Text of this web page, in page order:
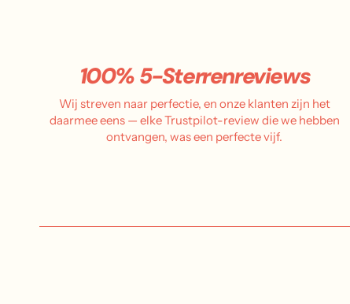
100% 5-Sterrenreviews
Wij streven naar perfectie, en onze klanten zijn het
daarmee eens — elke Trustpilot-review die we hebben
ontvangen, was een perfecte vijf.